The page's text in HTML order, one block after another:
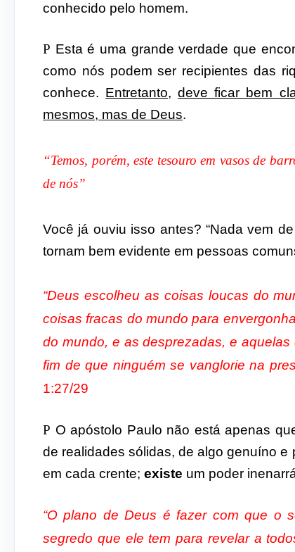
conhecido pelo homem.
P Esta é uma grande verdade que
como nós podem ser recipientes das
conhece. Entretanto,deve ficar bem
mesmos, mas de Deus.
“Temos, porém, este tesouro em vasos de
de nós”
Você já ouviu isso antes? “Nada vem
tornam bem evidente em pessoas
“Deus escolheu as coisas loucas do
coisas fracas do mundo para
do mundo, e as desprezadas, e
fim de que ninguém se
1:27/29
P O apóstolo Paulo não está apenas
de realidades sólidas, de algo genuíno e
em cada crente; existe um poder
“O plano de Deus é fazer com que o
segredo que ele tem para revelar a